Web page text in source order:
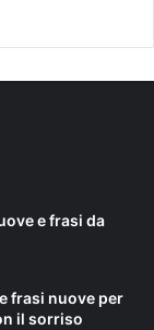
e frasi da
frasi nuove per
il sorriso